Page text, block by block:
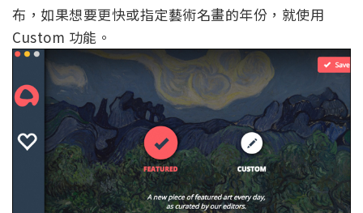
布，如果想要更快或指定藝術名畫的年份，就使用
Custom 功能。